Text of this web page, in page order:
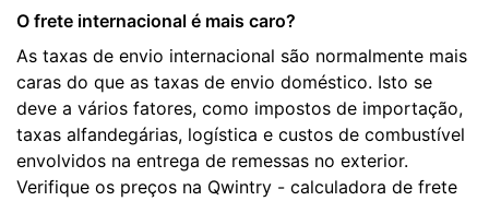
O frete internacional é mais caro?
As taxas de envio internacional são normalmente mais
caras do que as taxas de envio doméstico. Isto se
deve a vários fatores, como impostos de importação,
taxas alfandegárias, logística e custos de combustível
envolvidos na entrega de remessas no exterior.
Verifique os preços na Qwintry - calculadora de frete